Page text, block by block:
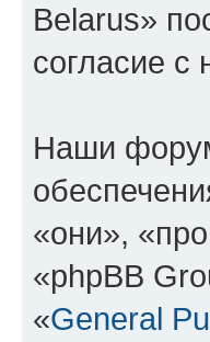
Belarus»
согласие с
Наши
«они»,
«phpBB
«General